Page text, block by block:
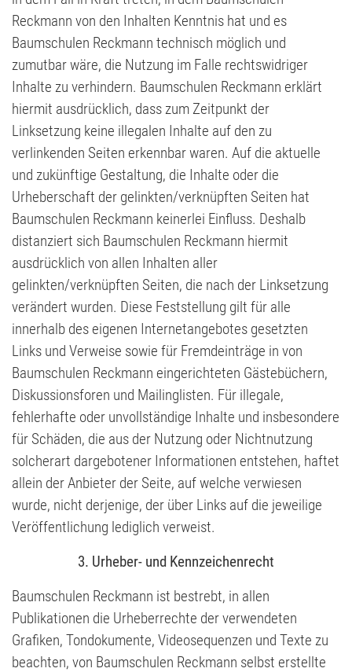
Reckmann von den Inhalten Kenntnis hat und es
Baumschulen Reckmann technisch möglich und
zumutbar wäre, die Nutzung im Falle rechtswidriger
Inhalte zu verhindern. Baumschulen Reckmann erklärt
hiermit ausdrücklich, dass zum Zeitpunkt der
Linksetzung keine illegalen Inhalte auf den zu
verlinkenden Seiten erkennbar waren. Auf die aktuelle
und zukünftige Gestaltung, die Inhalte oder die
Urheberschaft der gelinkten/verknüpften Seiten hat
Baumschulen Reckmann keinerlei Einfluss. Deshalb
distanziert sich Baumschulen Reckmann hiermit
ausdrücklich von allen Inhalten aller
gelinkten/verknüpften Seiten, die nach der Linksetzung
verändert wurden. Diese Feststellung gilt für alle
innerhalb des eigenen Internetangebotes gesetzten
Links und Verweise sowie für Fremdeinträge in von
Baumschulen Reckmann eingerichteten Gästebüchern,
Diskussionsforen und Mailinglisten. Für illegale,
fehlerhafte oder unvollständige Inhalte und insbesondere
für Schäden, die aus der Nutzung oder Nichtnutzung
solcherart dargebotener Informationen entstehen, haftet
allein der Anbieter der Seite, auf welche verwiesen
wurde, nicht derjenige, der über Links auf die jeweilige
Veröffentlichung lediglich verweist.
3. Urheber- und Kennzeichenrecht
Baumschulen Reckmann ist bestrebt, in allen
Publikationen die Urheberrechte der verwendeten
Grafiken, Tondokumente, Videosequenzen und Texte zu
beachten, von Baumschulen Reckmann selbst erstellte